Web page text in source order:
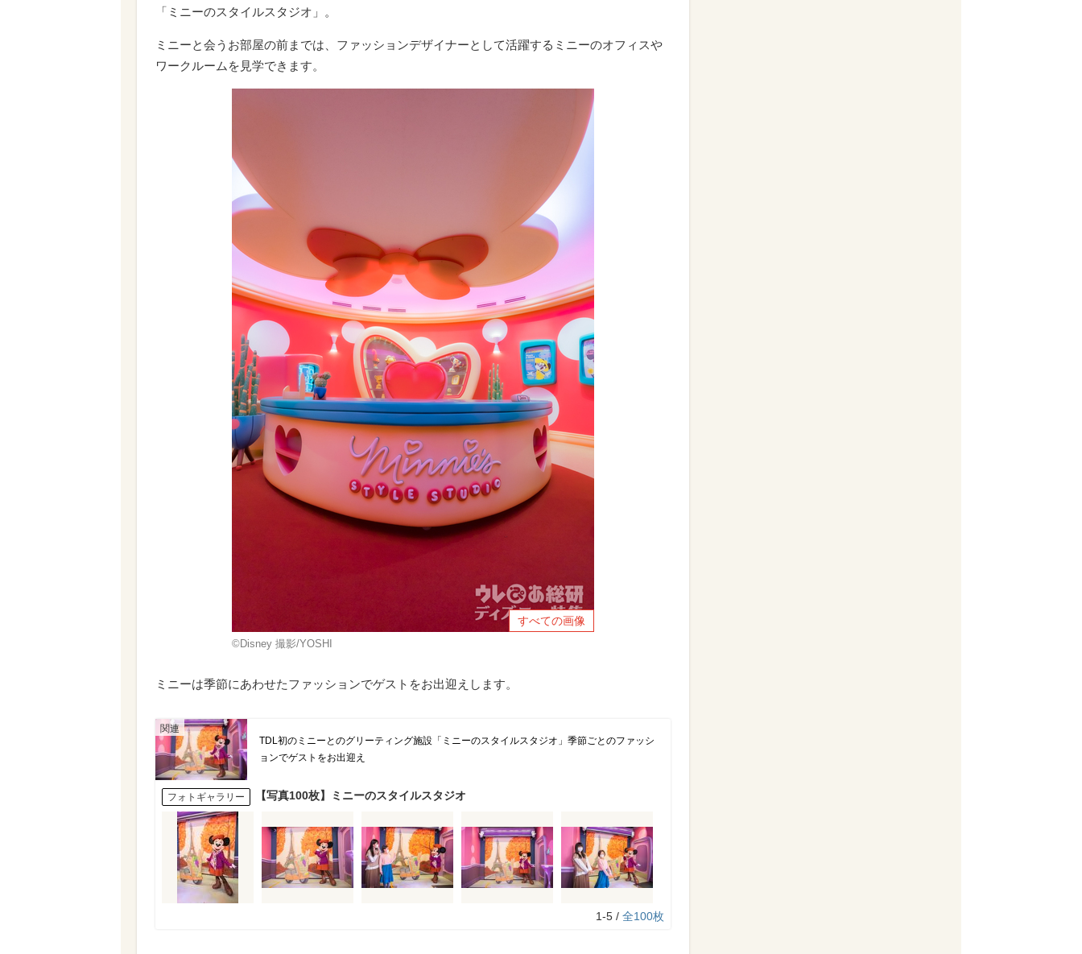
「ミニーのスタイルスタジオ」。
ミニーと会うお部屋の前までは、ファッションデザイナーとして活躍するミニーのオフィスや
ワークルームを見学できます。
すべての画像
©︎Disney 撮影/YOSHI
ミニーは季節にあわせたファッションでゲストをお出迎えします。
TDL初のミニーとのグリーティング施設「ミニーのスタイルスタジオ」季節ごとのファッシ
ョンでゲストをお出迎え
フォトギャラリー 【写真100枚】ミニーのスタイルスタジオ
1-5 / 全100枚